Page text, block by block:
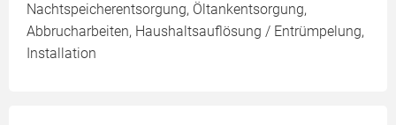
Nachtspeicherentsorgung, Öltankentsorgung,
Abbrucharbeiten, Haushaltsauflösung / Entrümpelung,
Installation